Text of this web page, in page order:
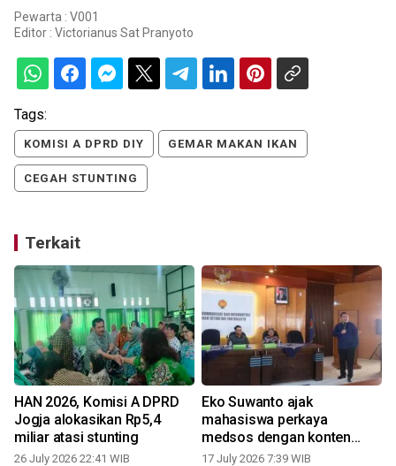
Pewarta : V001
Editor : Victorianus Sat Pranyoto
Tags:
KOMISI A DPRD DIY GEMAR MAKAN IKAN
CEGAH STUNTING
Terkait
HAN 2026, Komisi A DPRD
Jogja alokasikan Rp5,4
miliar atasi stunting
26 July 2026 22:41 WIB
Eko Suwanto ajak
mahasiswa perkaya
medsos dengan konten
budaya
17 July 2026 7:39 WIB